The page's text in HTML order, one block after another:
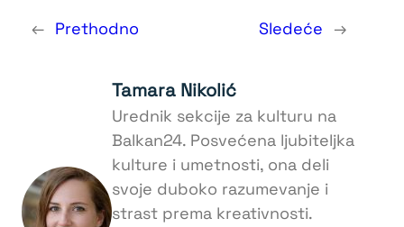
← Prethodno Sledeće →
Tamara Nikolić
Urednik sekcije za kulturu na
Balkan24. Posvećena ljubiteljka
kulture i umetnosti, ona deli
svoje duboko razumevanje i
strast prema kreativnosti.